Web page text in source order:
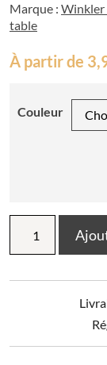
Marque : Winkler
table
À partir de
Couleur
Set